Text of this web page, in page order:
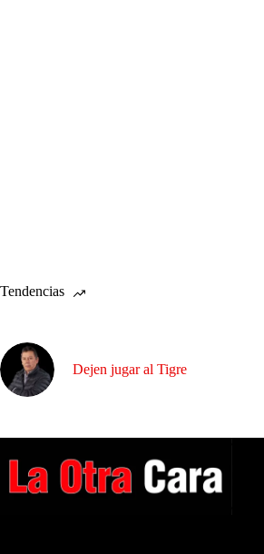
Tendencias
Dejen jugar al Tigre